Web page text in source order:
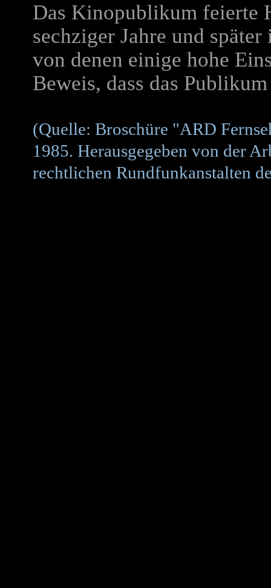
Das Kinopublikum feierte
sechziger Jahre und
von denen einige hohe
Beweis, dass das
(Quelle: Broschüre "ARD
1985. Herausgegeben von der
rechtlichen Rundfunkanstalten